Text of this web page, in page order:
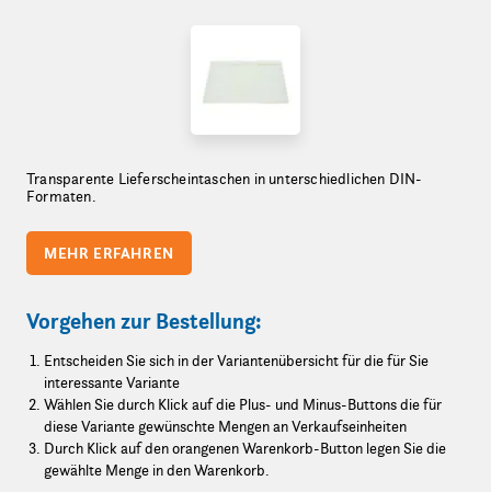
Transparente Lieferscheintaschen in unterschiedlichen DIN-
Formaten.
MEHR ERFAHREN
Vorgehen zur Bestellung:
Entscheiden Sie sich in der Variantenübersicht für die für Sie
interessante Variante
Wählen Sie durch Klick auf die Plus- und Minus-Buttons die für
diese Variante gewünschte Mengen an Verkaufseinheiten
Durch Klick auf den orangenen Warenkorb-Button legen Sie die
gewählte Menge in den Warenkorb.